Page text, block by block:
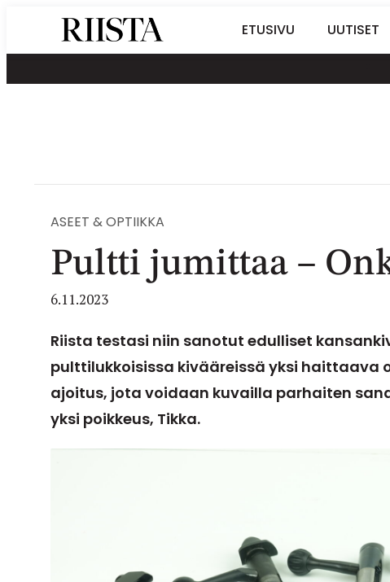
sisältöön
Riistalehti.fi
Metsästyksen
erikoislehti
ETUSIVU UUTISET
ASEET & OPTIIKKA
Pultti jumittaa –
6.11.2023
Riista testasi niin sanotut edulliset
pulttilukkoisissa kivääreissä yksi haittaava
ajoitus, jota voidaan kuvailla parhaiten
yksi poikkeus, Tikka.